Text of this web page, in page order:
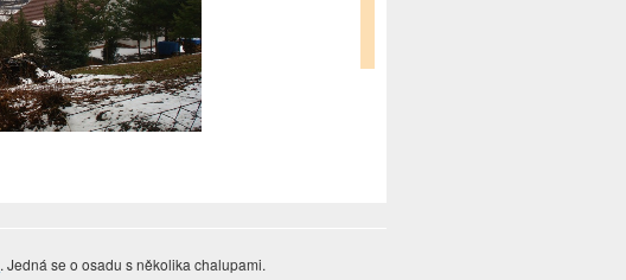
. Jedná se o osadu s několika chalupami.